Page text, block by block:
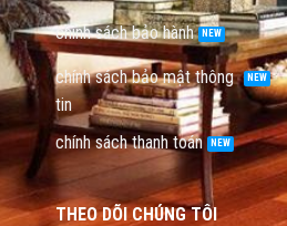
chính sách bảo hành
chính sách bảo mật thông
tin
chính sách thanh toán
THEO DÕI CHÚNG TÔI